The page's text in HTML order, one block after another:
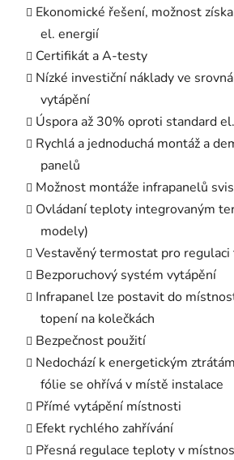
Ekonomické řešení, možnost
el. energií
Certifikát a A-testy
Nízké investiční náklady ve
vytápění
Úspora až 30% oproti standard
Rychlá a jednoduchá montáž a
panelů
Možnost montáže infrapanelů
Ovládaní teploty integrovaným
modely)
Vestavěný termostat pro
Bezporuchový systém vytápění
Infrapanel lze postavit do
topení na kolečkách
Bezpečnost použití
Nedochází k energetickým
fólie se ohřívá v místě instalace
Přímé vytápění místnosti
Efekt rychlého zahřívání
Přesná regulace teploty v